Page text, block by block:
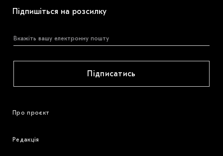
Підпишіться на розсилку
Підписатись
Про проєкт
Редакція